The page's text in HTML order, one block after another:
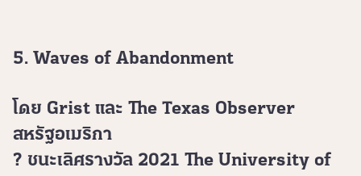
5. Waves of Abandonment
โดย Grist และ The Texas Observer
สหรัฐอเมริกา
? ชนะเลิศรางวัล 2021 The University of